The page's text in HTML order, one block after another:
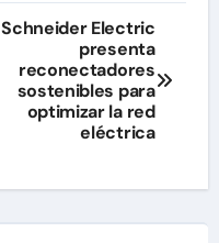
Schneider Electric
presenta
reconectadores
sostenibles para
optimizar la red
eléctrica